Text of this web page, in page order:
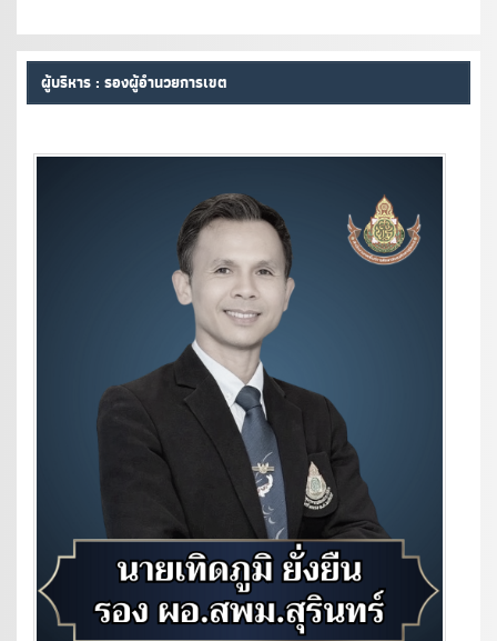
ผู้บริหาร : รองผู้อำนวยการเขต